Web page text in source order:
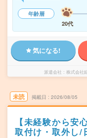
年齢層
20代
気になる!
派遣会社 株式会社
未読 掲載日 2026/08/05
【未経験から安
取付け・取外し/